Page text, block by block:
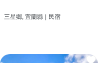
三星鄉, 宜蘭縣 | 民宿